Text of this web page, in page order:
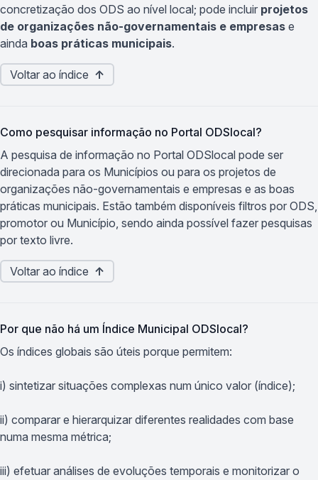
concretização dos ODS ao nível local; pode incluir projetos
de organizações não-governamentais e empresas e
ainda boas práticas municipais.
Voltar ao índice ↑
Como pesquisar informação no Portal ODSlocal?
A pesquisa de informação no Portal ODSlocal pode ser
direcionada para os Municípios ou para os projetos de
organizações não-governamentais e empresas e as boas
práticas municipais. Estão também disponíveis filtros por ODS,
promotor ou Município, sendo ainda possível fazer pesquisas
por texto livre.
Voltar ao índice ↑
Por que não há um Índice Municipal ODSlocal?
Os índices globais são úteis porque permitem:
i) sintetizar situações complexas num único valor (índice);
ii) comparar e hierarquizar diferentes realidades com base
numa mesma métrica;
iii) efetuar análises de evoluções temporais e monitorizar o